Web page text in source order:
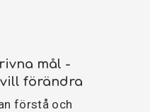
mål -
förändra
förstå och